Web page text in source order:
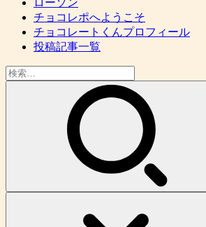
ローソン
チョコレポへようこそ
チョコレートくんプロフィール
投稿記事一覧
検
索: